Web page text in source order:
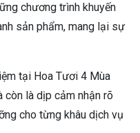
chương trình khuyến
sản phẩm, mang lại sự
tại Hoa Tươi 4 Mùa
còn là dịp cảm nhận rõ
cho từng khâu dịch vụ